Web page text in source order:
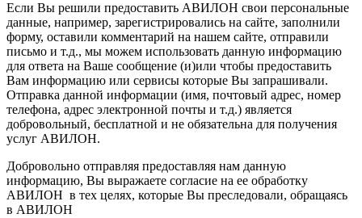
Если Вы решили предоставить АВИЛОН свои персональные
данные, например, зарегистрировались на сайте, заполнили
форму, оставили комментарий на нашем сайте, отправили
письмо и т.д., мы можем использовать данную информацию
для ответа на Ваше сообщение (и)или чтобы предоставить
Вам информацию или сервисы которые Вы запрашивали.
Отправка данной информации (имя, почтовый адрес, номер
телефона, адрес электронной почты и т.д.) является
добровольный, бесплатной и не обязательна для получения
услуг АВИЛОН.
Добровольно отправляя предоставляя нам данную
информацию, Вы выражаете согласие на ее обработку
АВИЛОН в тех целях, которые Вы преследовали, обращаясь
в АВИЛОН